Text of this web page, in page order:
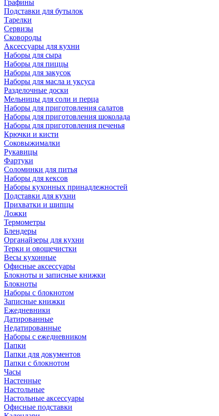
Графины
Подставки для бутылок
Тарелки
Сервизы
Сковороды
Аксессуары для кухни
Наборы для сыра
Наборы для пиццы
Наборы для закусок
Наборы для масла и уксуса
Разделочные доски
Мельницы для соли и перца
Наборы для приготовления салатов
Наборы для приготовления шоколада
Наборы для приготовления печенья
Крючки и кисти
Соковыжималки
Рукавицы
Фартуки
Соломинки для питья
Наборы для кексов
Наборы кухонных принадлежностей
Подставки для кухни
Прихватки и щипцы
Ложки
Термометры
Блендеры
Органайзеры для кухни
Терки и овощечистки
Весы кухонные
Офисные аксессуары
Блокноты и записные книжки
Блокноты
Наборы с блокнотом
Записные книжки
Ежедневники
Датированные
Недатированные
Наборы с ежедневником
Папки
Папки для документов
Папки с блокнотом
Часы
Настенные
Настольные
Настольные аксессуары
Офисные подставки